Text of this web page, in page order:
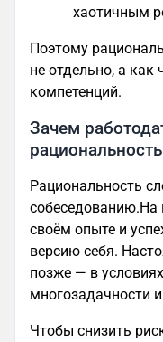
хаотичным
Поэтому
не отдельно, а как
компетенций.
Зачем
Рациональность
собеседованию.На
своём опыте и
версию себя.
позже — в
многозадачности и
Чтобы снизить